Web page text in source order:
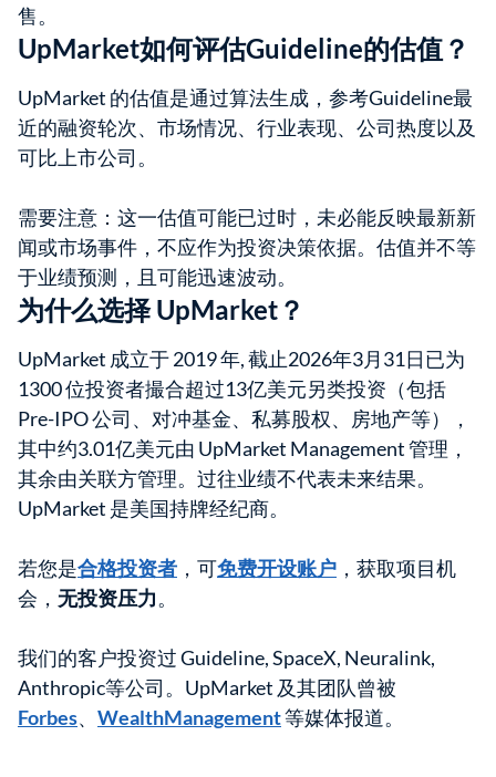
售。
UpMarket如何评估Guideline的估值？
UpMarket 的估值是通过算法生成，参考Guideline最
近的融资轮次、市场情况、行业表现、公司热度以及
可比上市公司。
需要注意：这一估值可能已过时，未必能反映最新新
闻或市场事件，不应作为投资决策依据。估值并不等
于业绩预测，且可能迅速波动。
为什么选择 UpMarket？
UpMarket 成立于 2019 年, 截止2026年3月31日已为
1300 位投资者撮合超过13亿美元另类投资（包括
Pre-IPO 公司、对冲基金、私募股权、房地产等），
其中约3.01亿美元由 UpMarket Management 管理，
其余由关联方管理。过往业绩不代表未来结果。
UpMarket 是美国持牌经纪商。
若您是合格投资者 ，可免费开设账户 ，获取项目机
会， 无投资压力。
我们的客户投资过 Guideline, SpaceX, Neuralink,
Anthropic等公司。UpMarket 及其团队曾被
Forbes、 WealthManagement等媒体报道。